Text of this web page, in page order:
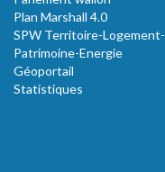
Plan Marshall 4.0
SPW Territoire-Logement-
Patrimoine-Energie
Géoportail
Statistiques